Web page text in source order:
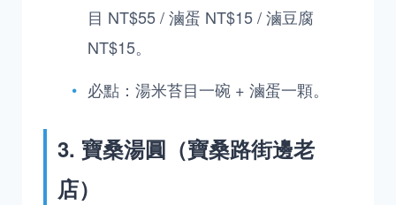
目 NT$55 / 滷蛋 NT$15 / 滷豆腐
NT$15。
必點：湯米苔目一碗 + 滷蛋一顆。
3. 寶桑湯圓（寶桑路街邊老
店）